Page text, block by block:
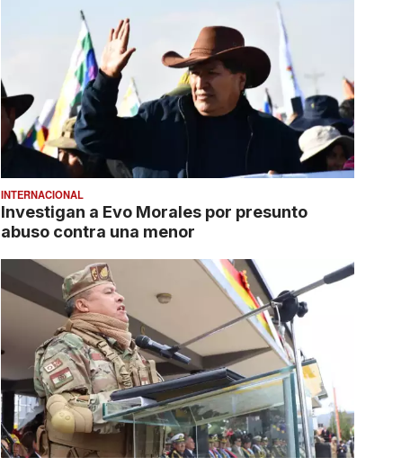
INTERNACIONAL
Investigan a Evo Morales por presunto
abuso contra una menor